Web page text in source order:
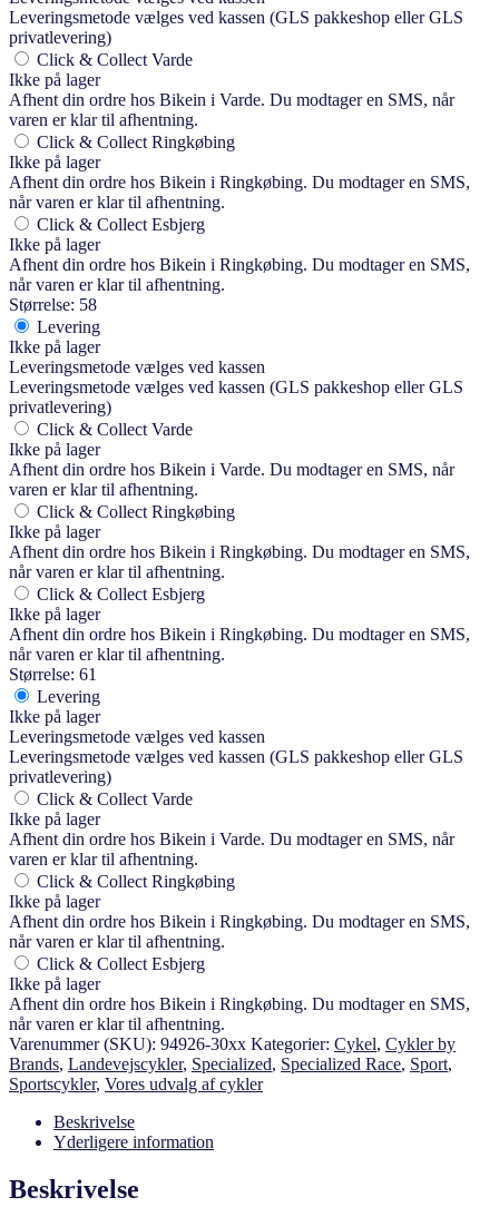
Leveringsmetode vælges ved kassen (GLS pakkeshop eller GLS
privatlevering)
Click & Collect Varde
Ikke på lager
Afhent din ordre hos Bikein i Varde. Du modtager en SMS, når
varen er klar til afhentning.
Click & Collect Ringkøbing
Ikke på lager
Afhent din ordre hos Bikein i Ringkøbing. Du modtager en SMS,
når varen er klar til afhentning.
Click & Collect Esbjerg
Ikke på lager
Afhent din ordre hos Bikein i Ringkøbing. Du modtager en SMS,
når varen er klar til afhentning.
Størrelse: 58
Levering
Ikke på lager
Leveringsmetode vælges ved kassen
Leveringsmetode vælges ved kassen (GLS pakkeshop eller GLS
privatlevering)
Click & Collect Varde
Ikke på lager
Afhent din ordre hos Bikein i Varde. Du modtager en SMS, når
varen er klar til afhentning.
Click & Collect Ringkøbing
Ikke på lager
Afhent din ordre hos Bikein i Ringkøbing. Du modtager en SMS,
når varen er klar til afhentning.
Click & Collect Esbjerg
Ikke på lager
Afhent din ordre hos Bikein i Ringkøbing. Du modtager en SMS,
når varen er klar til afhentning.
Størrelse: 61
Levering
Ikke på lager
Leveringsmetode vælges ved kassen
Leveringsmetode vælges ved kassen (GLS pakkeshop eller GLS
privatlevering)
Click & Collect Varde
Ikke på lager
Afhent din ordre hos Bikein i Varde. Du modtager en SMS, når
varen er klar til afhentning.
Click & Collect Ringkøbing
Ikke på lager
Afhent din ordre hos Bikein i Ringkøbing. Du modtager en SMS,
når varen er klar til afhentning.
Click & Collect Esbjerg
Ikke på lager
Afhent din ordre hos Bikein i Ringkøbing. Du modtager en SMS,
når varen er klar til afhentning.
Varenummer (SKU): 94926-30xx Kategorier: Cykel, Cykler by
Brands, Landevejscykler, Specialized, Specialized Race, Sport,
Sportscykler, Vores udvalg af cykler
Beskrivelse
Yderligere information
Beskrivelse